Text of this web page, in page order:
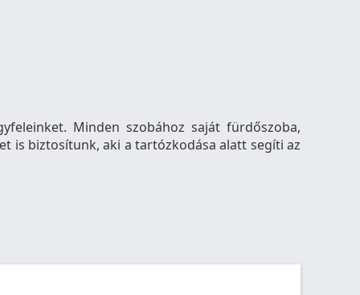
Minden szobához saját fürdőszoba,
is biztosítunk, aki a tartózkodása alatt segíti az